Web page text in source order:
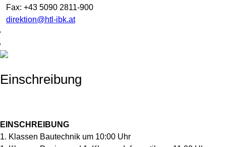
Fax: +43 5090 2811-900
direktion@htl-ibk.at
Einschreibung
EINSCHREIBUNG
1. Klassen Bautechnik um 10:00 Uhr